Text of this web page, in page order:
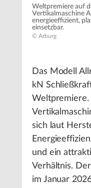
Weltpremiere auf
Vertikalmaschine
energieeffizient,
einsetzbar.
© Arburg
Das Modell
kN
Weltpremiere.
sich laut
und ein
Verhältnis.
im Januar